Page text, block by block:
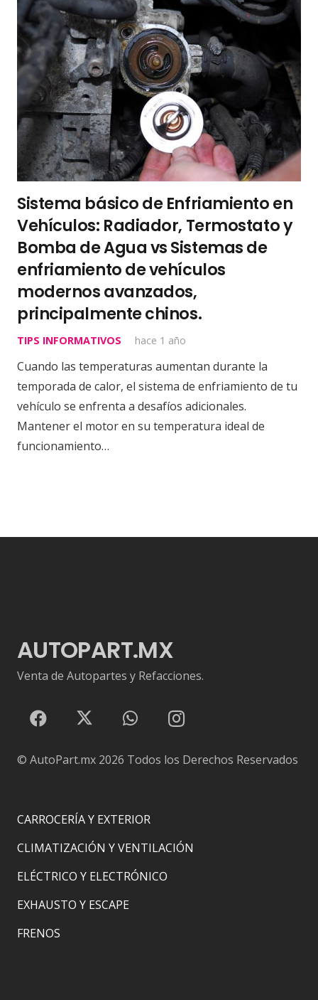
Sistema básico de Enfriamiento en
Vehículos: Radiador, Termostato y
Bomba de Agua vs Sistemas de
enfriamiento de vehículos
modernos avanzados,
principalmente chinos.
TIPS INFORMATIVOS hace 1 año
Cuando las temperaturas aumentan durante la
temporada de calor, el sistema de enfriamiento de tu
vehículo se enfrenta a desafíos adicionales.
Mantener el motor en su temperatura ideal de
funcionamiento…
AUTOPART.MX
Venta de Autopartes y Refacciones.
© AutoPart.mx 2026 Todos los Derechos Reservados
CARROCERÍA Y EXTERIOR
CLIMATIZACIÓN Y VENTILACIÓN
ELÉCTRICO Y ELECTRÓNICO
EXHAUSTO Y ESCAPE
FRENOS